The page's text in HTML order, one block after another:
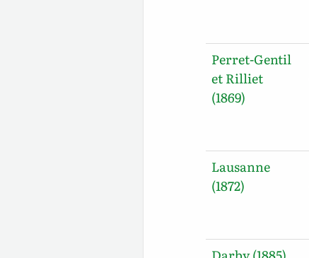
Perret-Gentil
et Rilliet
(1869)
Lausanne
(1872)